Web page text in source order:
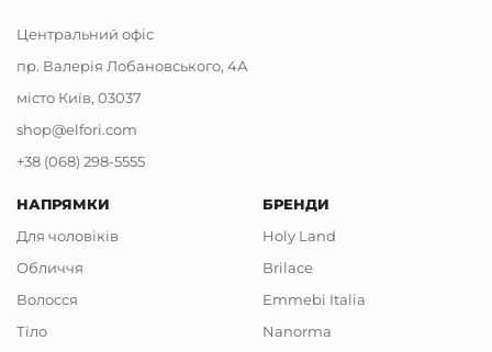
Центральний офіс
пр. Валерія Лобановського, 4А
місто Київ, 03037
shop@elfori.com
+38 (068) 298-5555
НАПРЯМКИ
Для чоловіків
Обличчя
Волосся
Тіло
БРЕНДИ
Holy Land
Brilace
Emmebi Italia
Nanorma